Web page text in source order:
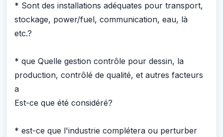
* Sont des installations adéquates pour transport,
stockage, power/fuel, communication, eau, là
etc.?
* que Quelle gestion contrôle pour dessin, la
production, contrôlé de qualité, et autres facteurs
a
Est-ce que été considéré?
* est-ce que l'industrie complétera ou perturber